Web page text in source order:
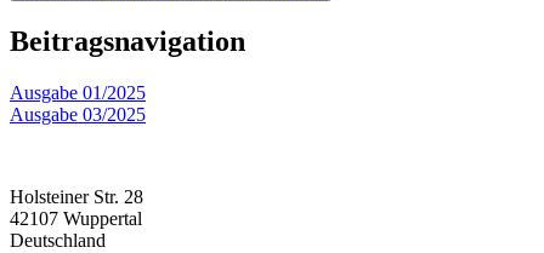
Beitragsnavigation
Ausgabe 01/2025
Ausgabe 03/2025
Holsteiner Str. 28
42107 Wuppertal
Deutschland